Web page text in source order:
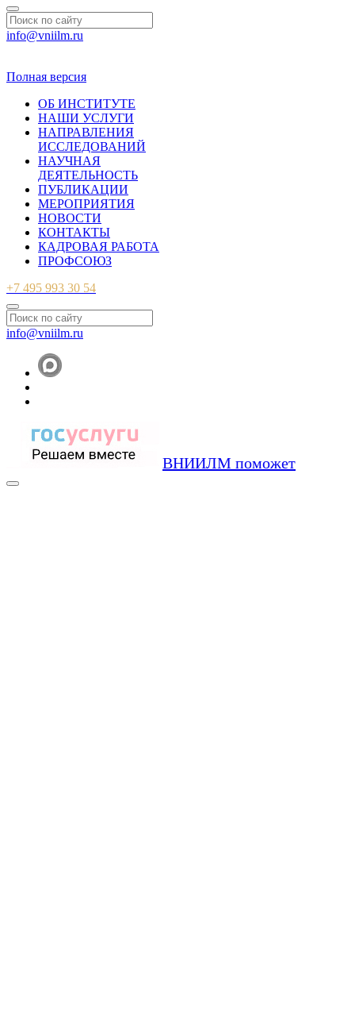
info@vniilm.ru
Полная версия
ОБ ИНСТИТУТЕ
НАШИ УСЛУГИ
НАПРАВЛЕНИЯ
ИССЛЕДОВАНИЙ
НАУЧНАЯ
ДЕЯТЕЛЬНОСТЬ
ПУБЛИКАЦИИ
МЕРОПРИЯТИЯ
НОВОСТИ
КОНТАКТЫ
КАДРОВАЯ РАБОТА
ПРОФСОЮЗ
+7 495 993 30 54
info@vniilm.ru
ВНИИЛМ поможет